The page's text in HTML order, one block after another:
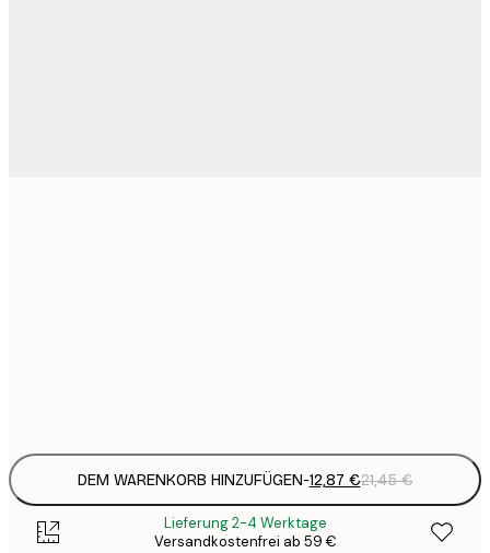
DEM WARENKORB HINZUFÜGEN-12,87 €21,45 €
Lieferung 2-4 Werktage
Versandkostenfrei ab 59 €